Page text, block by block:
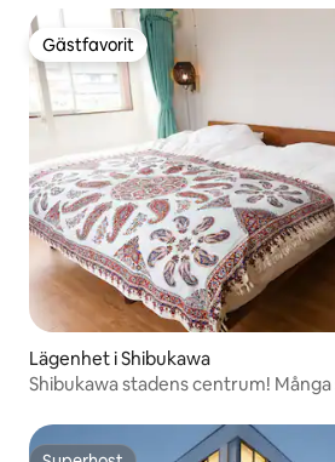
Gästfavorit
Gästfavorit
Lägenhet i Shibukawa
Shibukawa stadens centrum!
område för affärs- och nöjesresor!